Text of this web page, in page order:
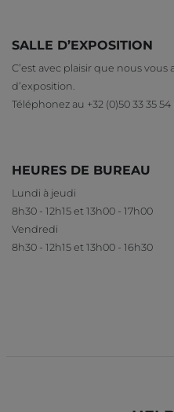
SALLE D’EXPOSITION
C’est avec plaisir que nous
d’exposition.
Téléphonez au +32 (0)50 33 35
HEURES DE BUREAU
Lundi à jeudi
8h30 - 12h15 et 13h00 - 17h00
Vendredi
8h30 - 12h15 et 13h00 - 16h30